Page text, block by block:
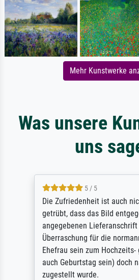
Mehr Kunstwerke
Was unsere
uns
5 / 5
Die Zufriedenheit ist auch
getrübt, dass das Bild
angegebenen
Überraschung für die
Ehefrau sein zum
auch Geburtstag sein) doch
zugestellt wurde.